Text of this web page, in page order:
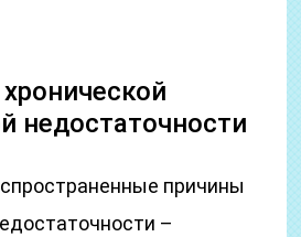
недостаточности
причины
–